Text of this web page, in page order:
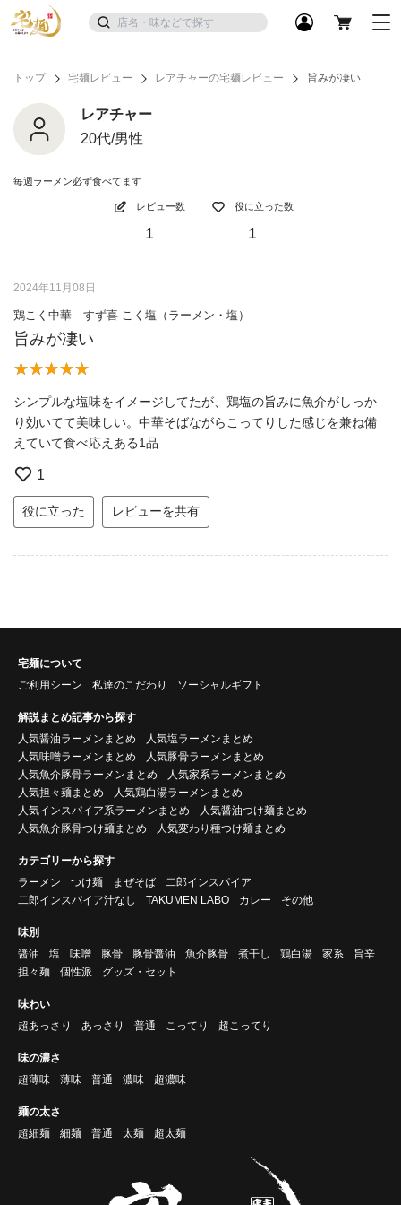
トップ 宅麺レビュー レアチャーの宅麺レビュー 旨みが凄い
レアチャー
20代/男性
毎週ラーメン必ず食べてます
レビュー数
1
役に立った数
1
2024年11月08日
鶏こく中華 すず喜 こく塩（ラーメン・塩）
旨みが凄い
シンプルな塩味をイメージしてたが、鶏塩の旨みに魚介がしっか
り効いてて美味しい。中華そばながらこってりした感じを兼ね備
えていて食べ応えある1品
1
役に立った レビューを共有
宅麺について
ご利用シーン
私達のこだわり ソーシャルギフト
解説まとめ記事から探す
人気醤油ラーメンまとめ
人気塩ラーメンまとめ
人気味噌ラーメンまとめ
人気豚骨ラーメンまとめ
人気魚介豚骨ラーメンまとめ
人気家系ラーメンまとめ
人気担々麺まとめ
人気鶏白湯ラーメンまとめ
人気インスパイア系ラーメンまとめ
人気醤油つけ麺まとめ
人気魚介豚骨つけ麺まとめ
人気変わり種つけ麺まとめ
カテゴリーから探す
ラーメン
つけ麺 まぜそば
二郎インスパイア
二郎インスパイア汁なし
TAKUMEN LABO カレー その他
味別
醤油
塩 味噌 豚骨 豚骨醤油 魚介豚骨 煮干し 鶏白湯 家系
旨辛
担々麺
個性派 グッズ・セット
味わい
超あっさり
あっさり 普通 こってり 超こってり
味の濃さ
超薄味
薄味 普通 濃味 超濃味
麺の太さ
超細麺
細麺 普通 太麺 超太麺